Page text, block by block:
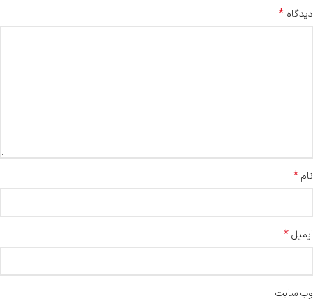
دیدگاه *
نام*
ایمیل*
وب‌ سایت